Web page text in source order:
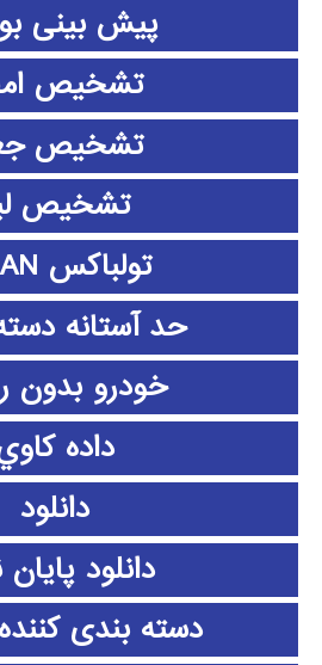
پیش بینی
تشخیص
تشخیص
تشخیص
تولباکس WLAN
حد آستانه
خودرو بدون
داده
دانلود
دانلود پايان
دسته بندی